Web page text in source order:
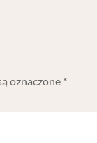
oznaczone *